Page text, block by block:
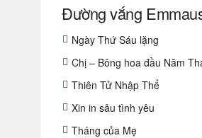
Đường vắng
Ngày Thứ Sáu lặng
Chị – Bông hoa đầu Năm
Thiên Tử Nhập Thể
Xin in sâu tình yêu
Tháng của Mẹ